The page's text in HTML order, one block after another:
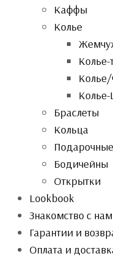
Каффы
Колье
Браслеты
Кольца
Бодичейны
Открытки
Lookbook
Знакомство с
Гарантии и
Оплата и